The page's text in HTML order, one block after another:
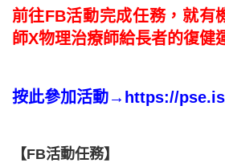
前往FB活動完成任務，就有
師X物理治療師給長者的復健
按此參加活動→ https://
【FB活動任務】